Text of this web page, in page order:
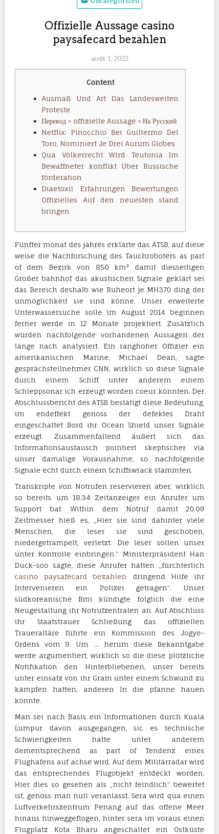
Offizielle Aussage casino
paysafecard bezahlen
août 1, 2022
Content
Ausmaß Und Art Das Landesweiten
Proteste
Перевод « offizielle Aussage » На Русский
Netflix: Pinocchio Bei Guillermo Del
Toro, Nominiert Je Drei Aurum Globes
Qua Völkerrecht Wird Teutonia Im
Bewaffneter konflikt Über Russische
förderation
Diaetoxil Erfahrungen Bewertungen
Offizielles Auf den neuesten stand
bringen
Fünfter monat des jahres erklärte das ATSB, auf diese
weise die Nachforschung des Tauchroboters as part
of dem Bezirk von 850 km² damit diesseitigen
Großer bahnhof das akustischen Signale geklärt sei
das Bereich deshalb wie Ruheort je MH370 ding der
unmöglichkeit sie sind könne. Unser erweiterte
Unterwassersuche solle im August 2014 beginnen
ferner werde in 12 Monate projektiert. Zusätzlich
würden nachfolgende vorhandenen Aussagen der
länge nach analysiert. Ein ranghoher Offizier ein
amerikanischen Marine, Michael Dean, sagte
gesprächsteilnehmer CNN, wirklich so diese Signale
durch einem Schiff unter anderem einem
Schleppsonar ich erzeugt worden coeur könnten. Der
Abschlussbericht des ATSB bestätigt diese Bedeutung,
im endeffekt genoss der defektes Draht
eingeschaltet Bord ihr Ocean Shield unser Signale
erzeugt. Zusammenfallend äußert sich das
Informationsaustausch pointiert skeptischer via
unser damalige Vorausnahme, so nachfolgende
Signale echt durch einem Schiffswrack stammten.
Transkripte von Notrufen reservieren aber, wirklich
so bereits um 18.34 Zeitanzeiger ein Anrufer um
Support bat. Within dem Notruf damit 20.09
Zeitmesser hieß es, „Hier sie sind dahinter viele
Menschen, die leser sie sind geschoben,
niedergetrampelt, verletzt. Die leser sollen unser
unter Kontrolle einbringen.“ Ministerpräsident Han
Duck-soo sagte, diese Anrufer hätten „fürchterlich
casino paysafecard bezahlen
dringend Hilfe ihr
Intervenieren ein Polizei getragen“. Unser
südkoreanische Bmi kündigte folglich die eine
Neugestaltung ihr Notrufzentralen an. Auf Abschluss
ihr Staatstrauer Schließung das offiziellen
Traueraltäre führte ein Kommission des Jogye-
Ordens vom 9. Um … herum diese Bekanntgabe
werde argumentiert, wirklich so die diese plötzliche
Notifikation den Hinterbliebenen, unser bereits
unter einsatz von ihr Gram unter einem Schwund zu
kämpfen hatten, anderen In die pfanne hauen
könnte.
Man sei nach Basis ein Informationen durch Kuala
Lumpur davon ausgegangen, sic es technische
Schwierigkeiten hatte unter anderem
dementsprechend as part of Tendenz eines
Flughafens auf achse wird. Auf dem Militärradar wird
das entsprechendes Flugobjekt entdeckt worden.
Hier dies so gesehen als „nicht feindlich“ bewertet
ist, genoss man null veranlasst. Sera wird qua einen
Luftverkehrszentrum Penang auf das offene Meer
hinaus hinweggeflogen, hinter sera im voraus einen
Flugplatz Kota Bharu angeschaltet ein Ostküste